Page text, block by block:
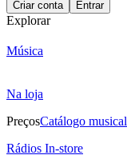
Criar conta Entrar
Explorar
Música
Na loja
PreçosCatálogo musical
Rádios In-store